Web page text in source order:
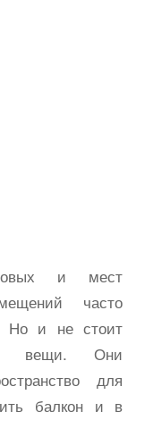
и мест
часто
Но и не стоит
вещи. Они
для
балкон и в